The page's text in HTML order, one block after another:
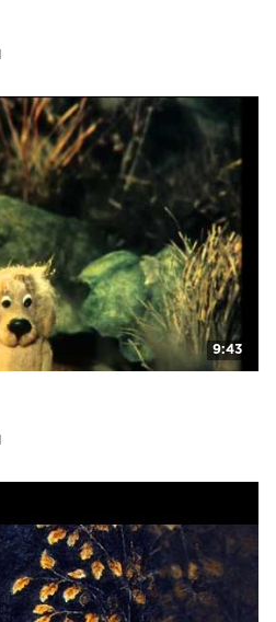
9:43